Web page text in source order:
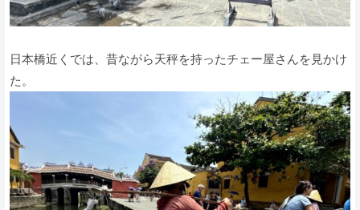
日本橋近くでは、昔ながら天秤を持ったチェー屋さんを見かけ
た。